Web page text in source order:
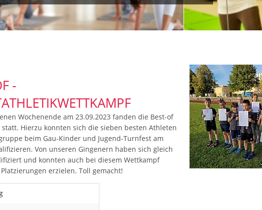
-
Wochenende am 23.09.2023 fanden die Best-of
Hierzu konnten sich die sieben besten Athleten
beim Gau-Kinder und Jugend-Turnfest am
Von unseren Gingenern haben sich gleich
und konnten auch bei diesem Wettkampf
erzielen. Toll gemacht!